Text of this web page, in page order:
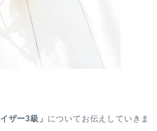
ザー3級」 についてお伝えしていきま